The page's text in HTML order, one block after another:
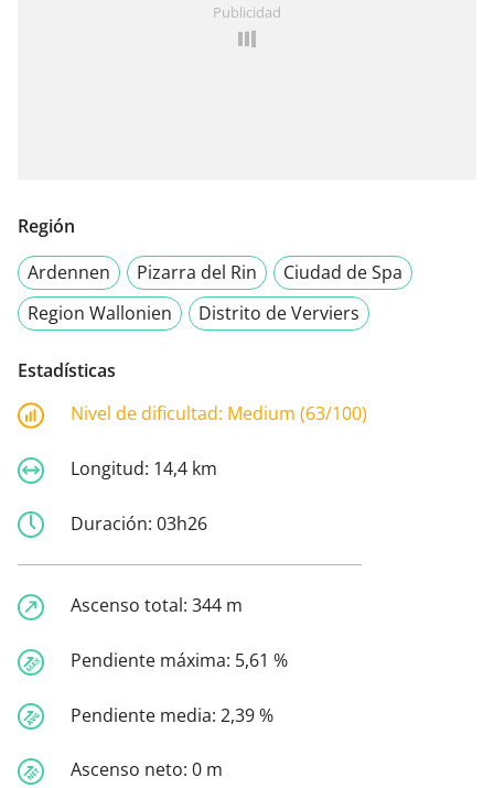
Publicidad
Región
Ardennen
Pizarra del Rin
Ciudad de Spa
Region Wallonien
Distrito de Verviers
Estadísticas
Nivel de dificultad: Medium (63/100)
Longitud: 14,4 km
Duración: 03h26
Ascenso total: 344 m
Pendiente máxima: 5,61 %
Pendiente media: 2,39 %
Ascenso neto: 0 m